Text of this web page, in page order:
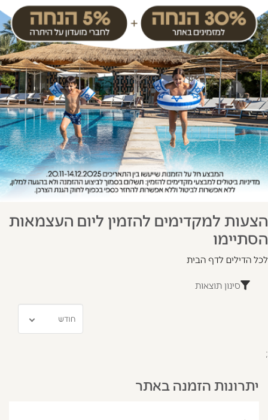
הצעות למקדימים להזמין ליום העצמאות
הסתיימו
לכל הדילים לדף הבית
סינון תוצאות
;
יתרונות הזמנה באתר